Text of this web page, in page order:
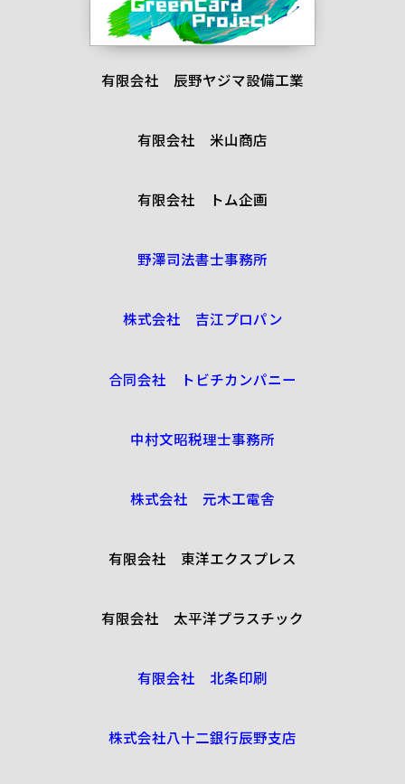
有限会社 辰野ヤジマ設備工業
有限会社 米山商店
有限会社 トム企画
野澤司法書士事務所
株式会社 吉江プロパン
合同会社 トビチカンパニー
中村文昭税理士事務所
株式会社 元木工電舎
有限会社 東洋エクスプレス
有限会社 太平洋プラスチック
有限会社 北条印刷
株式会社八十二銀行辰野支店